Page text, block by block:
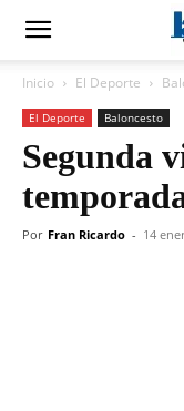
Inicio El Deporte
El Deporte Baloncesto
Segunda
Por Fran Ricardo - 14